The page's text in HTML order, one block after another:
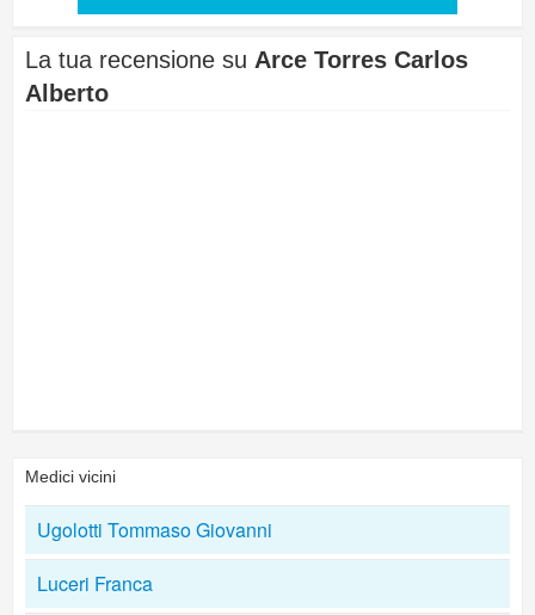
La tua recensione su Arce Torres Carlos
Alberto
Medici vicini
Ugolotti Tommaso Giovanni
Luceri Franca